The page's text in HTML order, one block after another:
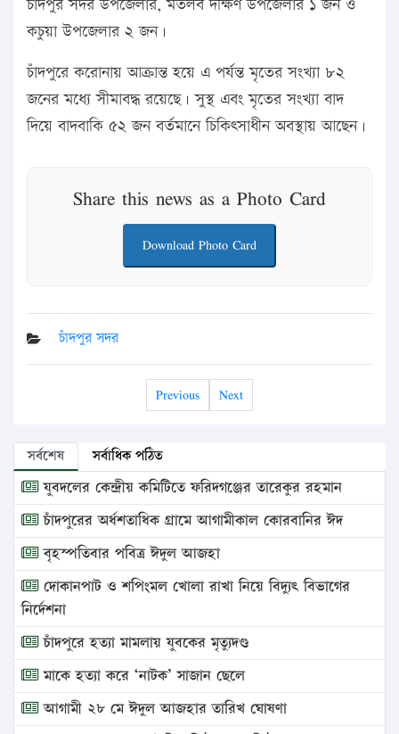
চাঁদপুর সদর উপজেলার, মতলব দক্ষিণ উপজেলার ১ জন ও
কচুয়া উপজেলার ২ জন।
চাঁদপুরে করোনায় আক্রান্ত হয়ে এ পর্যন্ত মৃতের সংখ্যা ৮২
জনের মধ্যে সীমাবদ্ধ রয়েছে। সুস্থ এবং মৃতের সংখ্যা বাদ
দিয়ে বাদবাকি ৫২ জন বর্তমানে চিকিৎসাধীন অবস্থায় আছেন।
Share this news as a Photo Card
Download Photo Card
চাঁদপুর সদর
Previous Next
সর্বশেষ সর্বাধিক পঠিত
যুবদলের কেন্দ্রীয় কমিটিতে ফরিদগঞ্জের তারেকুর রহমান
চাঁদপুরের অর্ধশতাধিক গ্রামে আগামীকাল কোরবানির ঈদ
বৃহস্পতিবার পবিত্র ঈদুল আজহা
দোকানপাট ও শপিংমল খোলা রাখা নিয়ে বিদ্যুৎ বিভাগের
নির্দেশনা
চাঁদপুরে হত্যা মামলায় যুবকের মৃত্যুদণ্ড
মাকে হত্যা করে ‘নাটক’ সাজান ছেলে
আগামী ২৮ মে ঈদুল আজহার তারিখ ঘোষণা